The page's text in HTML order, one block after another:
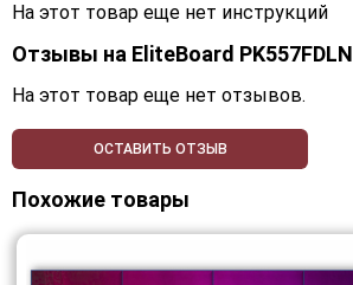
На этот товар еще нет инструкций
Отзывы на EliteBoard PK557FDLN
На этот товар еще нет отзывов.
ОСТАВИТЬ ОТЗЫВ
Похожие товары